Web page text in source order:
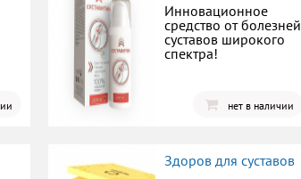
Инновационное
средство от болезней
суставов широкого
спектра!
нет в наличии
Здоров для суставов